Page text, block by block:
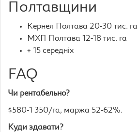
Полтавщини
Кернел Полтава 20-30 тис. га
МХП Полтава 12-18 тис. га
+ 15 середніх
FAQ
Чи рентабельно?
$580-1 350/га, маржа 52-62%.
Куди здавати?